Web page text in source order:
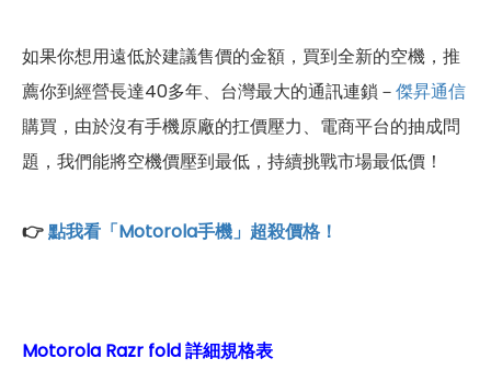
如果你想用遠低於建議售價的金額，買到全新的空機，推
薦你到經營長達40多年、台灣最大的通訊連鎖－傑昇通信
購買，由於沒有手機原廠的扛價壓力、電商平台的抽成問
題，我們能將空機價壓到最低，持續挑戰市場最低價！
👉點我看「Motorola手機」超殺價格！
Motorola Razr fold 詳細規格表